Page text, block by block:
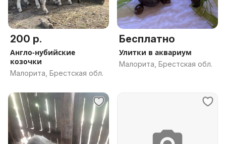
200 р.
Англо-нубийские
козочки
Малорита, Брестская обл.
Бесплатно
Улитки в аквариум
Малорита, Брестская обл.